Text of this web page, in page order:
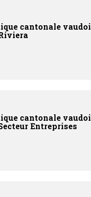
cantonale
cantonale
Entreprises